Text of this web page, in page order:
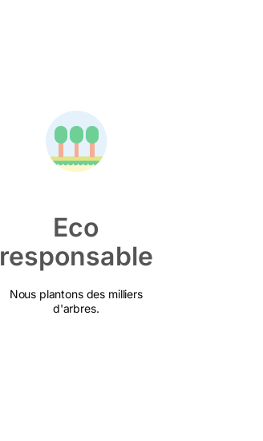
Eco
responsable
Nous plantons des milliers
d'arbres.